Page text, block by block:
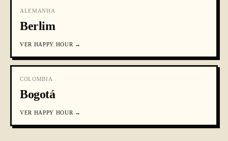
ALEMANHA
Berlim
VER HAPPY HOUR →
COLOMBIA
Bogotá
VER HAPPY HOUR →